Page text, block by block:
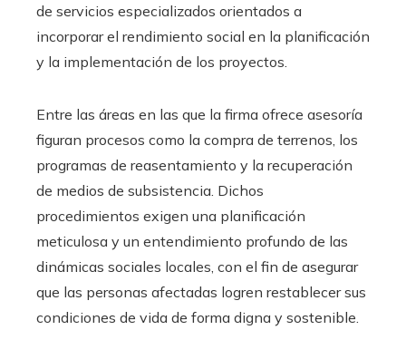
de servicios especializados orientados a
incorporar el rendimiento social en la planificación
y la implementación de los proyectos.
Entre las áreas en las que la firma ofrece asesoría
figuran procesos como la compra de terrenos, los
programas de reasentamiento y la recuperación
de medios de subsistencia. Dichos
procedimientos exigen una planificación
meticulosa y un entendimiento profundo de las
dinámicas sociales locales, con el fin de asegurar
que las personas afectadas logren restablecer sus
condiciones de vida de forma digna y sostenible.